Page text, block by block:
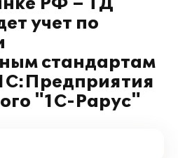
учет по
стандартам
"1С-Рарус"